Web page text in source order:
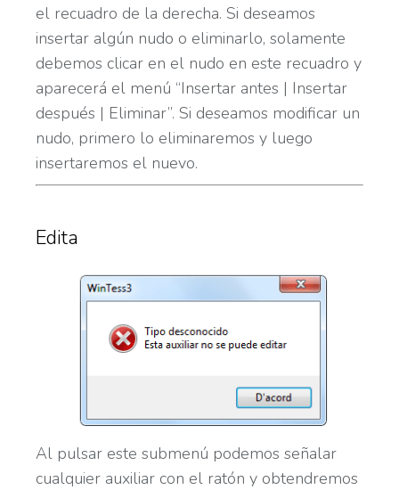
el recuadro de la derecha. Si deseamos
insertar algún nudo o eliminarlo, solamente
debemos clicar en el nudo en este recuadro y
aparecerá el menú “Insertar antes | Insertar
después | Eliminar”. Si deseamos modificar un
nudo, primero lo eliminaremos y luego
insertaremos el nuevo.
Edita
Al pulsar este submenú podemos señalar
cualquier auxiliar con el ratón y obtendremos